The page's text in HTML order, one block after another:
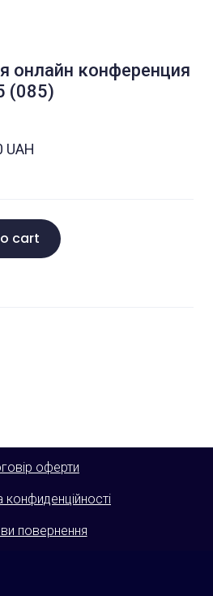
онлайн конференция
(085)
UAH
cart
оферти
конфиденційності
повернення